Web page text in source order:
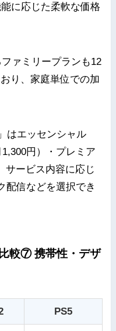
に応じた柔軟な価格
ァミリープランも12
り、家庭単位での加
はエッセンシャル
1,300円）・プレミア
サービス内容に応じ
配信などを選択でき
較⑦ 携帯性・デザ
PS5